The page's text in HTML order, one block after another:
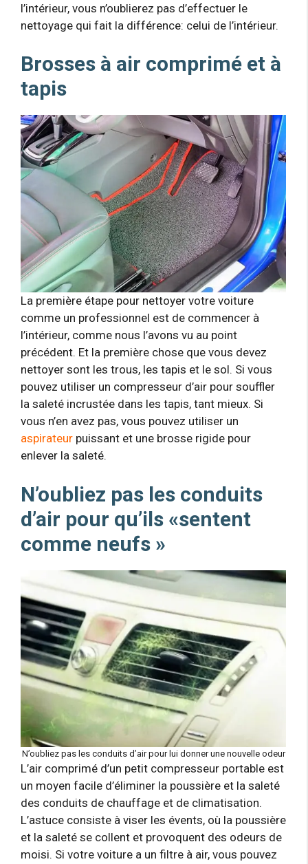
l’intérieur, vous n’oublierez pas d’effectuer le
nettoyage qui fait la différence: celui de l’intérieur.
Brosses à air comprimé et à
tapis
La première étape pour nettoyer votre voiture
comme un professionnel est de commencer à
l’intérieur, comme nous l’avons vu au point
précédent. Et la première chose que vous devez
nettoyer sont les trous, les tapis et le sol. Si vous
pouvez utiliser un compresseur d’air pour souffler
la saleté incrustée dans les tapis, tant mieux. Si
vous n’en avez pas, vous pouvez utiliser un
aspirateur puissant et une brosse rigide pour
enlever la saleté.
N’oubliez pas les conduits
d’air pour qu’ils «sentent
comme neufs »
N’oubliez pas les conduits d’air pour lui donner une nouvelle odeur
L’air comprimé d’un petit compresseur portable est
un moyen facile d’éliminer la poussière et la saleté
des conduits de chauffage et de climatisation.
L’astuce consiste à viser les évents, où la poussière
et la saleté se collent et provoquent des odeurs de
moisi. Si votre voiture a un filtre à air, vous pouvez